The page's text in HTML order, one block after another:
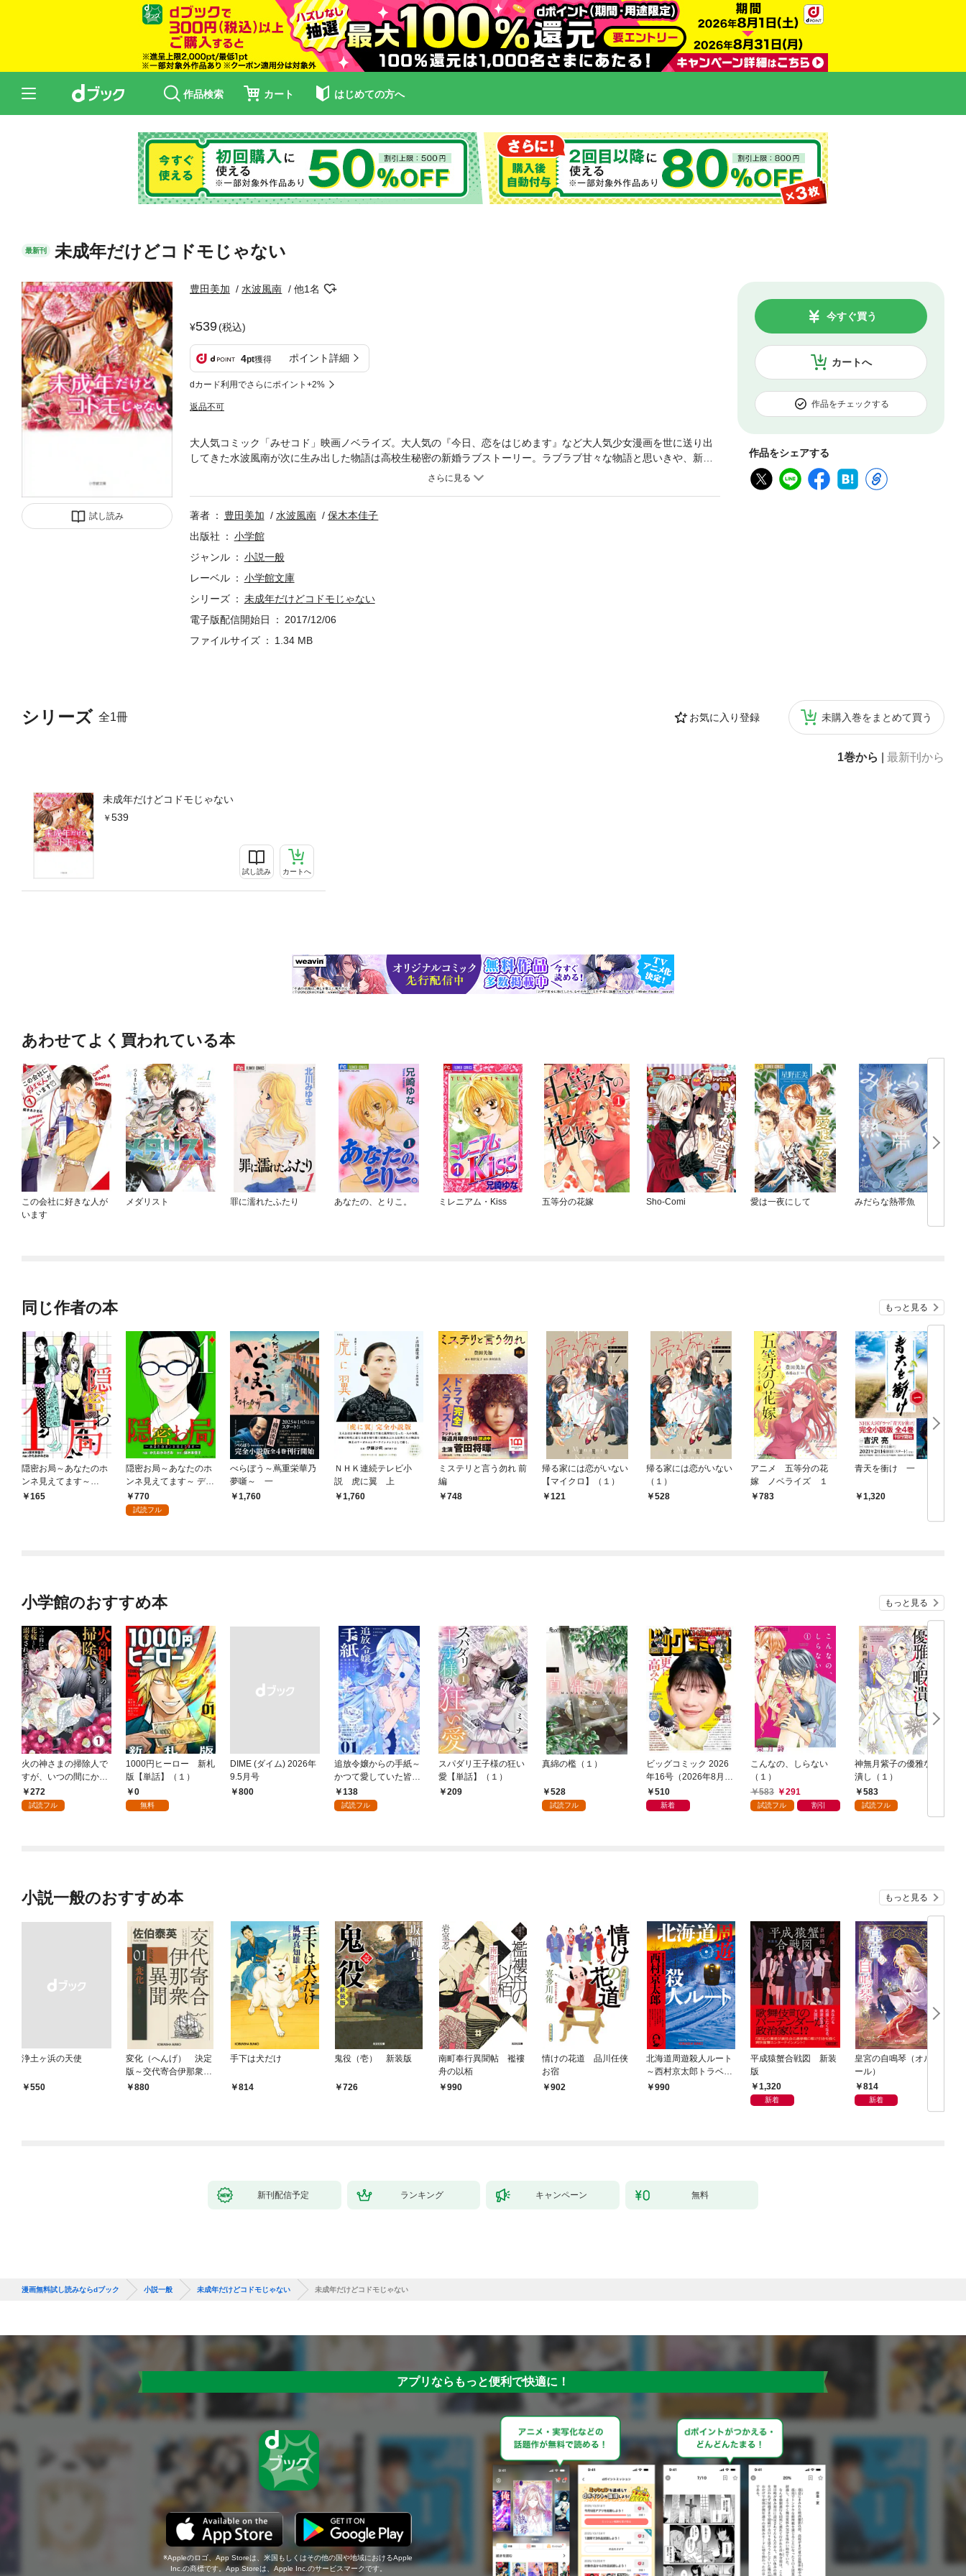
作品検索 カート はじめての方へ
最新刊 未成年だけどコドモじゃない
試し読み
豊田美加 水波風南 他1名
539(税込)
4pt獲得 ポイント詳細
dカード利用でさらにポイント+2%
返品不可
カートへ
今すぐ買う
作品をチェックする
作品をシェアする
シリーズ 全1冊 お気に入り登録 未購入巻をまとめて買う
1巻から 最新刊から
未成年だけどコドモじゃない
539
試し読み カートへ
大人気コミック「みせコド」映画ノベライズ。大人気の『今日、恋をはじめます』など大人気少女漫画を世に送り出
してきた水波風南が次に生み出した物語は高校生秘密の新婚ラブストーリー。ラブラブ甘々な物語と思いきや、新婚
だというのにヒロイン香琳は、夫の尚に片思い。結婚式を終えて一緒に暮らし始めたとたん、尚に「おまえのことは
演・中島健人、平祐奈、知念侑希による、この冬一番のラブストーリーが東宝系で全国ロードショー。映画脚本をも
とにしたノベライズ。（2017年12月発表作品）
著者 豊田美加 水波風南
保木本佳子
出版社
小学館
ジャンル
小説一般
レーベル
小学館文庫
シリーズ
未成年だけどコドモじゃない
電子版配信開始日
2017/12/06
ファイルサイズ
1.34 MB
あわせてよく買われている本
この会社に好きな人が
います
メダリスト 罪に濡れたふたり あなたの、とりこ。 ミレニアム・Kiss 五等分の花嫁 Sho-Comi 愛は一夜にして みだらな熱帯魚
同じ作者の本 もっと見る
隠密お局～あなたのホ
ンネ見えてます～
（１）
165
隠密お局～あなたのホ
ンネ見えてます～ デジ
コレ DIGITAL COMICS
（１）
770
試読フル
べらぼう～蔦重栄華乃
夢噺～ 一
1,760
ＮＨＫ連続テレビ小
説 虎に翼 上
1,760
ミステリと言う勿れ 前
編
748
帰る家には恋がいない
【マイクロ】（１）
121
帰る家には恋がいない
（１）
528
アニメ 五等分の花
嫁 ノベライズ １
783
青天を衝け 一
1,320
小学館のおすすめ本 もっと見る
火の神さまの掃除人で
すが、いつの間にか花
嫁として溺愛されてい
ます【単話】（１）
272
試読フル
1000円ヒーロー 新札
版【単話】（１）
0
無料
DIME (ダイム) 2026年
9.5月号
￥800
追放令嬢からの手紙～
かつて愛していた皆さ
まへ 私のことなどお忘
れですか？～【単話】
138
試読フル
スパダリ王子様の狂い
愛【単話】（１）
209
真綿の檻（１）
528
試読フル
ビッグコミック 2026
年16号（2026年8月7
日発売）
510
新着
こんなの、しらない
（１）
583
291
試読フル 割引
神無月紫子の優雅な暇
潰し（１）
583
試読フル
小説一般のおすすめ本 もっと見る
浄土ヶ浜の天使
￥550
変化（へんげ） 決定
版～交代寄合伊那衆異
聞（1）～
880
手下は犬だけ
814
鬼役（壱） 新装版
726
南町奉行異聞帖 襤褸
舟の以栢
990
情けの花道 品川任侠
お宿
902
北海道周遊殺人ルート
～西村京太郎トラベル
ミステリー・セレクシ
990
平成猿蟹合戦図 新装
版
1,320
新着
皇宮の自鳴琴（オルゴ
ール）
814
新着
新刊配信予定 ランキング キャンペーン 無料
漫画無料試し読みならdブック 小説一般 未成年だけどコドモじゃない 未成年だけどコドモじゃない
アプリならもっと便利で快適に！
Appleのロゴ、App Storeは、米国もしくはその他の国や地域におけるApple
Inc.の商標です。App Storeは、Apple Inc.のサービスマークです。